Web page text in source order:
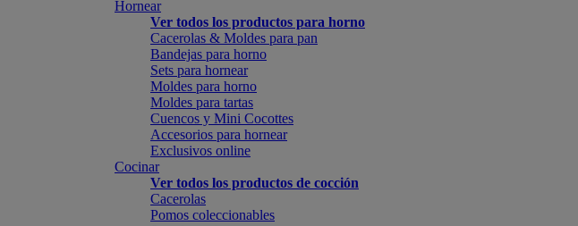
Hornear
Ver todos los productos para horno
Cacerolas & Moldes para pan
Bandejas para horno
Sets para hornear
Moldes para horno
Moldes para tartas
Cuencos y Mini Cocottes
Accesorios para hornear
Exclusivos online
Cocinar
Ver todos los productos de cocción
Cacerolas
Pomos coleccionables